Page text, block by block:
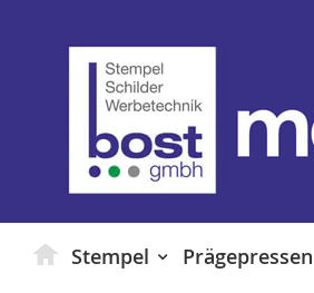
Stempel Prägepressen